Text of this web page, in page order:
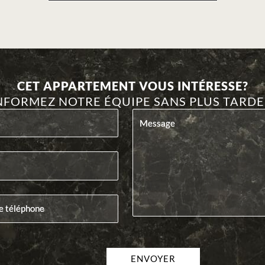
CET APPARTEMENT VOUS INTÉRESSE?
NOTRE ÉQUIPE SANS PLUS